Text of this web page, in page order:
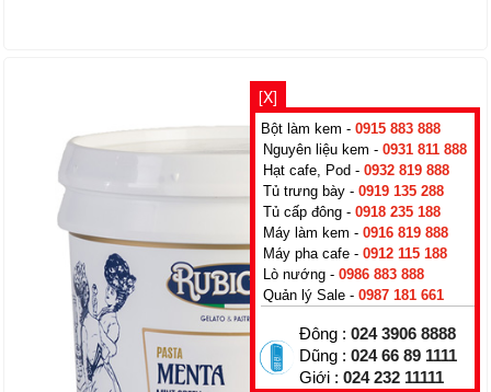
[X]
Bột làm kem - 0915 883 888
Nguyên liệu kem - 0931 811 888
Hạt cafe, Pod - 0932 819 888
Tủ trưng bày - 0919 135 288
Tủ cấp đông - 0918 235 188
Máy làm kem - 0916 819 888
Máy pha cafe - 0912 115 188
Lò nướng - 0986 883 888
Quản lý Sale - 0987 181 661
Đông : 024 3906 8888
Dũng : 024 66 89 1111
Giới : 024 232 11111